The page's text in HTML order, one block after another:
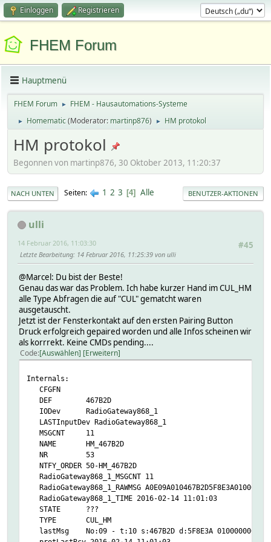
Einloggen Registrieren
FHEM Forum
Hauptmenü
FHEM Forum ► FHEM - Hausautomations-Systeme
► Homematic(Moderator: martinp876) ► HM protokol
HM protokol
Begonnen von martinp876, 30 Oktober 2013, 11:20:37
NACH UNTEN Seiten 1 2 3 4 Alle BENUTZER-AKTIONEN
ulli
#45
14 Februar 2016, 11:03:30
Letzte Bearbeitung: 14 Februar 2016, 11:25:39 von ulli
@Marcel: Du bist der Beste!
Genau das war das Problem. Ich habe kurzer Hand im CUL_HM
alle Type Abfragen die auf "CUL" gematcht waren
ausgetauscht.
Jetzt ist der Fensterkontakt auf den ersten Pairing Button
Druck erfolgreich gepaired worden und alle Infos scheinen wir
als korrrekt. Keine CMDs pending....
Code Auswählen Erweitern
Internals:
CFGFN
DEF 467B2D
IODev RadioGateway868_1
LASTInputDev RadioGateway868_1
MSGCNT 11
NAME HM_467B2D
NR 53
NTFY_ORDER 50-HM_467B2D
RadioGateway868_1_MSGCNT 11
RadioGateway868_1_RAWMSG
RadioGateway868_1_TIME 2016-02-14 11:01:03
STATE ???
TYPE CUL_HM
lastMsg No:09 - t:10 s:467B2D d:5F8E3A 0100000000